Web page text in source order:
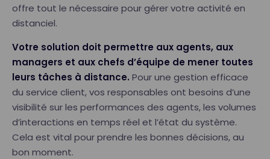
offre tout le nécessaire pour gérer votre activité en
distanciel.
Votre solution doit permettre aux agents, aux
managers et aux chefs d’équipe de mener toutes
leurs tâches à distance. Pour une gestion efficace
du service client, vos responsables ont besoins d’une
visibilité sur les performances des agents, les volumes
d’interactions en temps réel et l’état du système.
Cela est vital pour prendre les bonnes décisions, au
bon moment.